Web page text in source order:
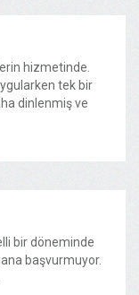
hizmetinde.
tek bir
dinlenmiş ve
bir döneminde
başvurmuyor.